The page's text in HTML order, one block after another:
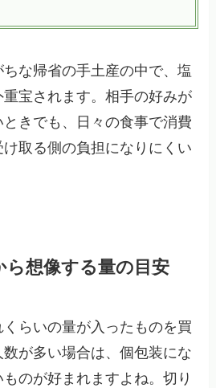
な帰省の手土産の中で、塩
宝されます。相手の好みが
きでも、日々の食事で消費
取る側の負担になりにくい
ら想像する量の目安
らいの量が入ったものを買
が多い場合は、個包装にな
のが好まれますよね。切り